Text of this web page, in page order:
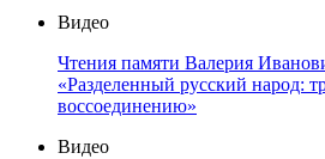
Видео
Чтения памяти Валерия
«Разделенный русский народ:
воссоединению»
Видео